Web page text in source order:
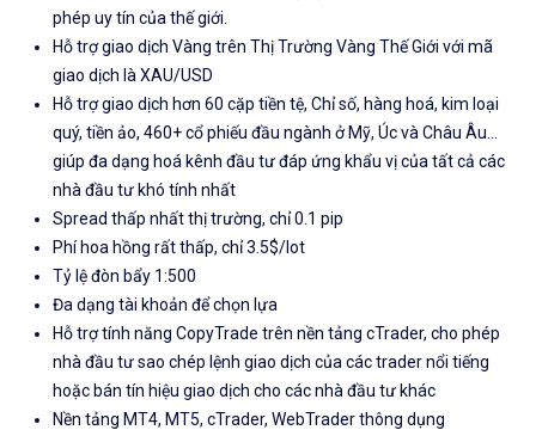
phép uy tín của thế giới.
Hỗ trợ giao dịch Vàng trên Thị Trường Vàng Thế Giới với mã
giao dịch là XAU/USD
Hỗ trợ giao dịch hơn 60 cặp tiền tệ, Chỉ số, hàng hoá, kim loại
quý, tiền ảo, 460+ cổ phiếu đầu ngành ở Mỹ, Úc và Châu Âu...
giúp đa dạng hoá kênh đầu tư đáp ứng khẩu vị của tất cả các
nhà đầu tư khó tính nhất
Spread thấp nhất thị trường, chỉ 0.1 pip
Phí hoa hồng rất thấp, chỉ 3.5$/lot
Tỷ lệ đòn bẩy 1:500
Đa dạng tài khoản để chọn lựa
Hỗ trợ tính năng CopyTrade trên nền tảng cTrader, cho phép
nhà đầu tư sao chép lệnh giao dịch của các trader nổi tiếng
hoặc bán tín hiệu giao dịch cho các nhà đầu tư khác
Nền tảng MT4, MT5, cTrader, WebTrader thông dụng